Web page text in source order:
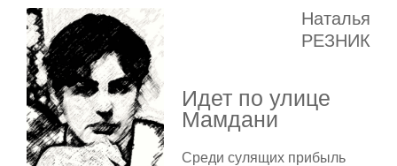
Наталья
РЕЗНИК
Идет по улице
Мамдани
Среди сулящих прибыль